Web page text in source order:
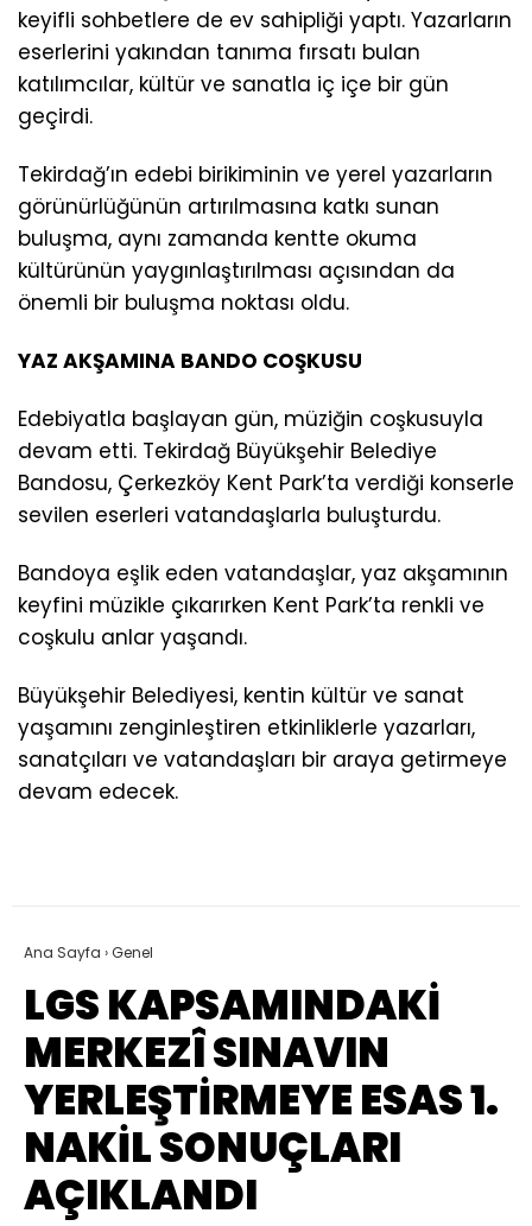
keyifli sohbetlere de ev sahipliği yaptı. Yazarların
eserlerini yakından tanıma fırsatı bulan
katılımcılar, kültür ve sanatla iç içe bir gün
geçirdi.
Tekirdağ’ın edebi birikiminin ve yerel yazarların
görünürlüğünün artırılmasına katkı sunan
buluşma, aynı zamanda kentte okuma
kültürünün yaygınlaştırılması açısından da
önemli bir buluşma noktası oldu.
YAZ AKŞAMINA BANDO COŞKUSU
Edebiyatla başlayan gün, müziğin coşkusuyla
devam etti. Tekirdağ Büyükşehir Belediye
Bandosu, Çerkezköy Kent Park’ta verdiği konserle
sevilen eserleri vatandaşlarla buluşturdu.
Bandoya eşlik eden vatandaşlar, yaz akşamının
keyfini müzikle çıkarırken Kent Park’ta renkli ve
coşkulu anlar yaşandı.
Büyükşehir Belediyesi, kentin kültür ve sanat
yaşamını zenginleştiren etkinliklerle yazarları,
sanatçıları ve vatandaşları bir araya getirmeye
devam edecek.
Ana Sayfa ›Genel
LGS KAPSAMINDAKİ
MERKEZÎ SINAVIN
YERLEŞTİRMEYE ESAS 1.
NAKİL SONUÇLARI
AÇIKLANDI